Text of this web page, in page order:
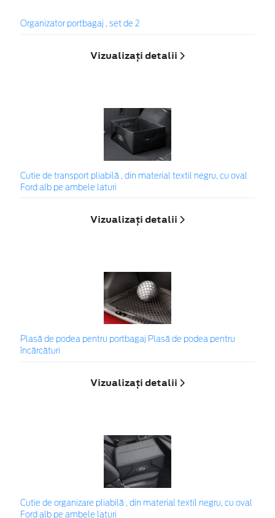
Organizator portbagaj , set de 2
Vizualizați detalii
Cutie de transport pliabilă , din material textil negru, cu oval
Ford alb pe ambele laturi
Vizualizați detalii
Plasă de podea pentru portbagaj Plasă de podea pentru
încărcături
Vizualizați detalii
Cutie de organizare pliabilă , din material textil negru, cu oval
Ford alb pe ambele laturi